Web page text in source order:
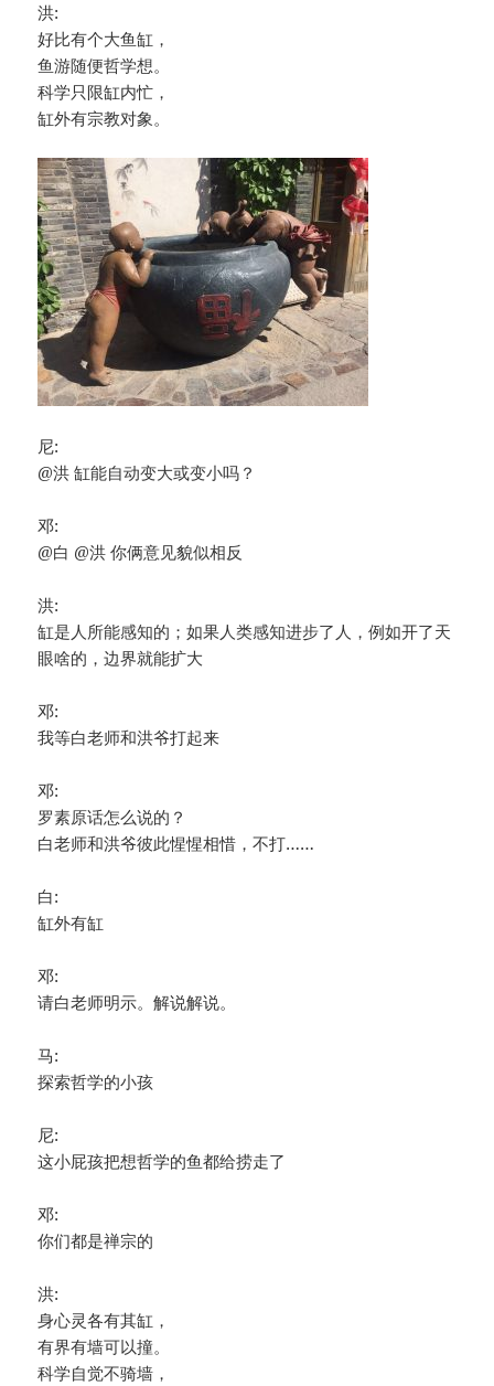
洪:
好比有个大鱼缸，
鱼游随便哲学想。
科学只限缸内忙，
缸外有宗教对象。
尼:
@洪 缸能自动变大或变小吗？
邓:
@白 @洪 你俩意见貌似相反
洪:
缸是人所能感知的；如果人类感知进步了人，例如开了天
眼啥的，边界就能扩大
邓:
我等白老师和洪爷打起来
邓:
罗素原话怎么说的？
白老师和洪爷彼此惺惺相惜，不打……
白:
缸外有缸
邓:
请白老师明示。解说解说。
马:
探索哲学的小孩
尼:
这小屁孩把想哲学的鱼都给捞走了
邓:
你们都是禅宗的
洪:
身心灵各有其缸，
有界有墙可以撞。
科学自觉不骑墙，